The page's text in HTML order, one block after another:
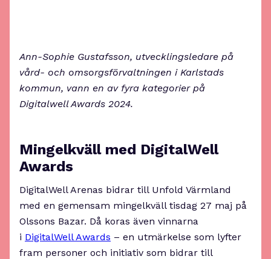
Ann-Sophie Gustafsson, utvecklingsledare på
vård- och omsorgsförvaltningen i Karlstads
kommun, vann en av fyra kategorier på
Digitalwell Awards 2024.
Mingelkväll med DigitalWell
Awards
DigitalWell Arenas bidrar till Unfold Värmland
med en gemensam mingelkväll tisdag 27 maj på
Olssons Bazar. Då koras även vinnarna
i DigitalWell Awards – en utmärkelse som lyfter
fram personer och initiativ som bidrar till